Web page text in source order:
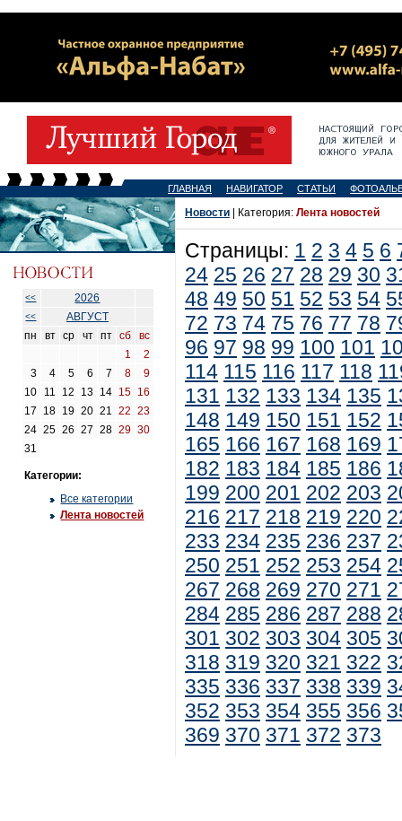
ГЛАВНАЯ НАВИГАТОР СТАТЬИ
<< 2026
<<
АВГУСТ
пн
вт ср чт пт сб
вс
1
2
3
4 5 6 7 8
9
10
11 12 13 14 15 16
17
18 19 20 21 22
23
24 25 26 27 28 29 30
31
Категории:
Все категории
Лента новостей
Новости | Категория: Лента новостей
Страницы: 1 2 3 4 5 6
24 25 26 27 28 29 30
48 49 50 51 52 53 54
72 73 74 75 76 77 78
96 97 98 99 100 101
114 115 116 117 118
131 132 133 134 135
148 149 150 151 152
165 166 167 168 169
182 183 184 185 186
199 200 201 202 203
216 217 218 219 220
233 234 235 236 237
250 251 252 253 254
267 268 269 270 271
284 285 286 287 288
301 302 303 304 305
318 319 320 321 322
335 336 337 338 339
352 353 354 355 356
369 370 371 372 373